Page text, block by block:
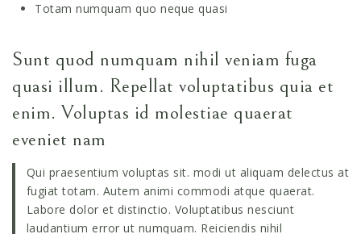
Totam numquam quo neque quasi
Sunt quod numquam nihil veniam fuga
quasi illum. Repellat voluptatibus quia et
enim. Voluptas id molestiae quaerat
eveniet nam
Qui praesentium voluptas sit. modi ut aliquam delectus at
fugiat totam. Autem animi commodi atque quaerat.
Labore dolor et distinctio. Voluptatibus nesciunt
laudantium error ut numquam. Reiciendis nihil